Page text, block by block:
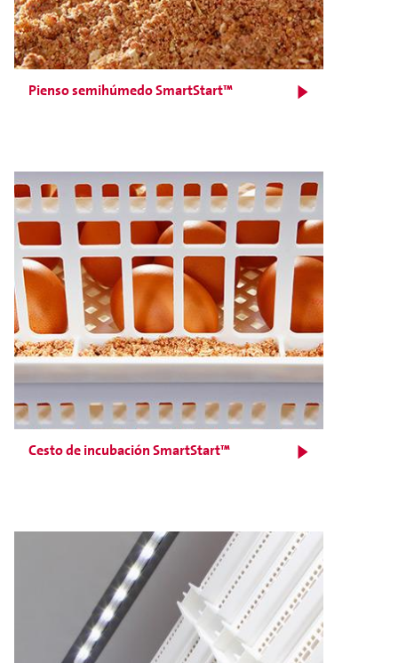
Pienso semihúmedo SmartStart™
Cesto de incubación SmartStart™